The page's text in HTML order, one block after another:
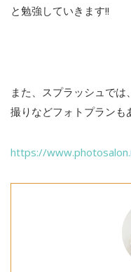
と勉強していきます!!
また、スプラッシュで
撮りなどフォトプランも
https://